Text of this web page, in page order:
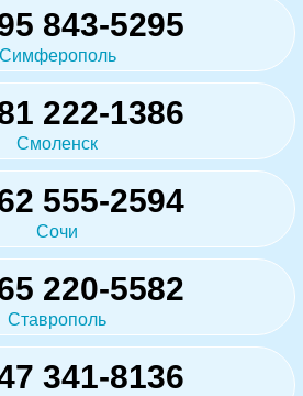
843-5295
Симферополь
222-1386
Смоленск
555-2594
Сочи
220-5582
Ставрополь
341-8136